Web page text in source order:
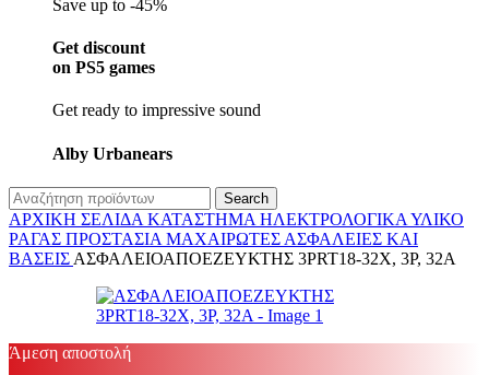
Save up to -45%
Get discount
on PS5 games
Get ready to impressive sound
Alby Urbanears
Search
ΑΡΧΙΚΉ ΣΕΛΊΔΑ ΚΑΤΆΣΤΗΜΑ ΗΛΕΚΤΡΟΛΟΓΙΚΆ ΥΛΙΚΌ
ΡΆΓΑΣ ΠΡΟΣΤΑΣΊΑ ΜΑΧΑΙΡΩΤΈΣ ΑΣΦΆΛΕΙΕΣ ΚΑΙ
ΒΆΣΕΙΣ ΑΣΦΑΛΕΙΟΑΠΟΕΖΕΥΚΤΗΣ 3PRT18-32X, 3P, 32A
Άμεση αποστολή